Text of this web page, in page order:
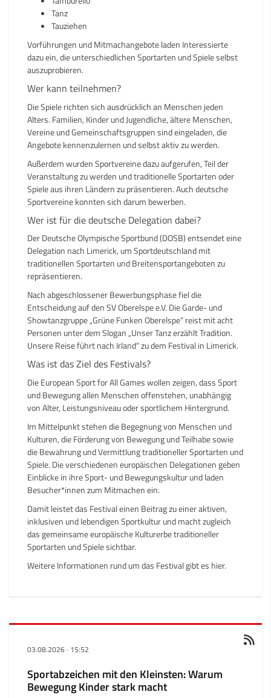
Tanz
Tauziehen
Vorführungen und Mitmachangebote laden Interessierte
dazu ein, die unterschiedlichen Sportarten und Spiele selbst
auszuprobieren.
Wer kann teilnehmen?
Die Spiele richten sich ausdrücklich an Menschen jeden
Alters. Familien, Kinder und Jugendliche, ältere Menschen,
Vereine und Gemeinschaftsgruppen sind eingeladen, die
Angebote kennenzulernen und selbst aktiv zu werden.
Außerdem wurden Sportvereine dazu aufgerufen, Teil der
Veranstaltung zu werden und traditionelle Sportarten oder
Spiele aus ihren Ländern zu präsentieren. Auch deutsche
Sportvereine konnten sich darum bewerben.
Wer ist für die deutsche Delegation dabei?
Der Deutsche Olympische Sportbund (DOSB) entsendet eine
Delegation nach Limerick, um Sportdeutschland mit
traditionellen Sportarten und Breitensportangeboten zu
repräsentieren.
Nach abgeschlossener Bewerbungsphasefiel die
Entscheidung auf den SV Oberelspe e.V. Die Garde- und
Showtanzgruppe „Grüne Funken Oberelspe“ reist mit acht
Personen unter dem Slogan „Unser Tanz erzählt Tradition.
Unsere Reise führt nach Irland“ zu dem Festival in Limerick.
Was ist das Ziel des Festivals?
Die European Sport for All Games wollen zeigen, dass Sport
und Bewegung allen Menschen offenstehen, unabhängig
von Alter, Leistungsniveau oder sportlichem Hintergrund.
Im Mittelpunkt stehen die Begegnung von Menschen und
Kulturen, die Förderung von Bewegung und Teilhabe sowie
die Bewahrung und Vermittlung traditioneller Sportarten und
Spiele. Die verschiedenen europäischen Delegationen geben
Einblicke in ihre Sport- und Bewegungskultur und laden
Besucher*innen zum Mitmachen ein.
Damit leistet das Festival einen Beitrag zu einer aktiven,
inklusiven und lebendigen Sportkultur und macht zugleich
das gemeinsame europäische Kulturerbe traditioneller
Sportarten und Spiele sichtbar.
Weitere Informationen rund um das Festival gibt es hier.
03.08.2026· 15:52
Sportabzeichen mit den Kleinsten: Warum
Bewegung Kinder stark macht